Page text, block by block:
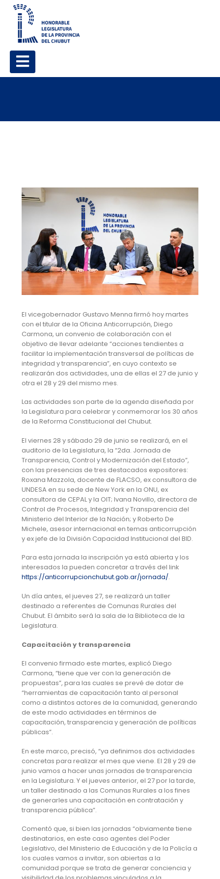
El vicegobernador Gustavo Menna firmó hoy martes
con el titular de la Oficina Anticorrupción, Diego
Carmona, un convenio de colaboración con el
objetivo de llevar adelante “acciones tendientes a
facilitar la implementación transversal de políticas de
integridad y transparencia”, en cuyo contexto se
realizarán dos actividades, una de ellas el 27 de junio y
otra el 28 y 29 del mismo mes.
Las actividades son parte de la agenda diseñada por
la Legislatura para celebrar y conmemorar los 30 años
de la Reforma Constitucional del Chubut.
El viernes 28 y sábado 29 de junio se realizará, en el
auditorio de la Legislatura, la “2da. Jornada de
Transparencia, Control y Modernización del Estado”,
con las presencias de tres destacados expositores:
Roxana Mazzola, docente de FLACSO, ex consultora de
UNDESA en su sede de New York en la ONU, ex
consultora de CEPAL y la OIT; Ivana Novillo, directora de
Control de Procesos, Integridad y Transparencia del
Ministerio del Interior de la Nación; y Roberto De
Michele, asesor internacional en temas anticorrupción
y ex jefe de la División Capacidad Institucional del BID.
Para esta jornada la inscripción ya está abierta y los
interesados la pueden concretar a través del link
https://anticorrupcionchubut.gob.ar/jornada/.
Un día antes, el jueves 27, se realizará un taller
destinado a referentes de Comunas Rurales del
Chubut. El ámbito será la sala de la Biblioteca de la
Legislatura.
Capacitación y transparencia
El convenio firmado este martes, explicó Diego
Carmona, “tiene que ver con la generación de
propuestas”, para las cuales se prevé de dotar de
“herramientas de capacitación tanto al personal
como a distintos actores de la comunidad, generando
de este modo actividades en términos de
capacitación, transparencia y generación de políticas
públicas”.
En este marco, precisó, “ya definimos dos actividades
concretas para realizar el mes que viene. El 28 y 29 de
junio vamos a hacer unas jornadas de transparencia
en la Legislatura. Y el jueves anterior, el 27 por la tarde,
un taller destinado a las Comunas Rurales a los fines
de generarles una capacitación en contratación y
transparencia pública”.
Comentó que, si bien las jornadas “obviamente tiene
destinatarios, en este caso agentes del Poder
Legislativo, del Ministerio de Educación y de la Policía a
los cuales vamos a invitar, son abiertas a la
comunidad porque se trata de generar conciencia y